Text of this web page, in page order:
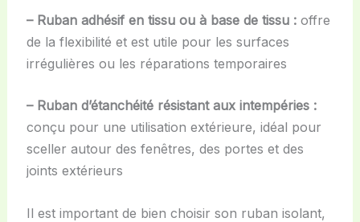
– Ruban adhésif en tissu ou à base de tissu : offre
de la flexibilité et est utile pour les surfaces
irrégulières ou les réparations temporaires
– Ruban d’étanchéité résistant aux intempéries :
conçu pour une utilisation extérieure, idéal pour
sceller autour des fenêtres, des portes et des
joints extérieurs
Il est important de bien choisir son ruban isolant,